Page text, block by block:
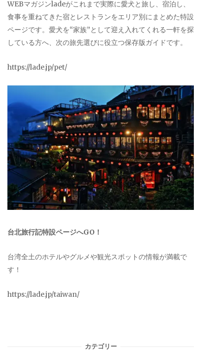
WEBマガジンladeがこれまで実際に愛犬と旅し、宿泊し、
食事を重ねてきた宿とレストランをエリア別にまとめた特設
ページです。愛犬を“家族”として迎え入れてくれる一軒を探
している方へ、次の旅先選びに役立つ保存版ガイドです。
https://lade.jp/pet/
台北旅行記特設ページへGO！
台湾全土のホテルやグルメや観光スポットの情報が満載で
す！
https://lade.jp/taiwan/
カテゴリー